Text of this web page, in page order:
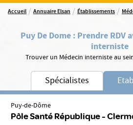
Accueil / Annuaire Elsan / Établissements /
Puy De Dome : Prendre RDV
interniste
Trouver un Médecin interniste au
Spécialistes
Puy-de-Dôme
Pôle Santé République -